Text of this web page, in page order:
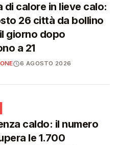
di calore in lieve calo:
26 città da bollino
giorno dopo
a 21
6 AGOSTO 2026
caldo: il numero
le 1.700